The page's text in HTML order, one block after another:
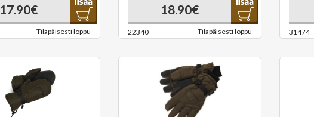
17.90€
Tilapäisesti loppu
18.90€
22340 Tilapäisesti loppu 31474